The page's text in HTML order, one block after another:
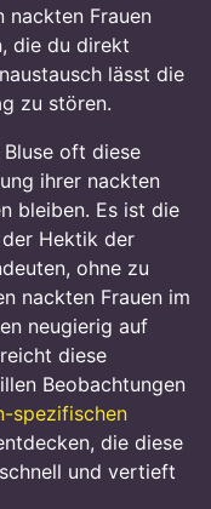
nackten Frauen
die du direkt
lässt die
zu stören.
oft diese
ihrer nackten
bleiben. Es ist die
Hektik der
ohne zu
nackten Frauen im
neugierig auf
diese
Beobachtungen
spezifischen
die diese
und vertieft